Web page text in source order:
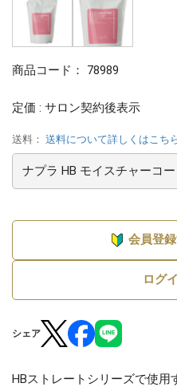
商品コード： 78989
定価 : サロン契約後表示
送料： 送料について詳しくはこち
会員登録
ログ
シェア
HBストレートシリーズで使用